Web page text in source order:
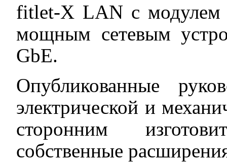
fitlet-X LAN с модулем
мощным сетевым
GbE.
Опубликованные
электрической и
сторонним
собственные